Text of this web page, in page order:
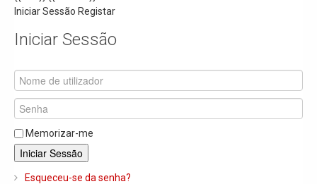
As Nossas Marcas
Recrutamento
Produtos
Solar
Termoacumuladores e Depósitos de Inércia
Ar Condicionado
Iniciar Sessão Registar
Iniciar Sessão
Memorizar-me
Iniciar Sessão
Esqueceu-se da senha?